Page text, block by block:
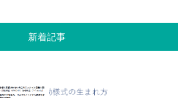
新着記事